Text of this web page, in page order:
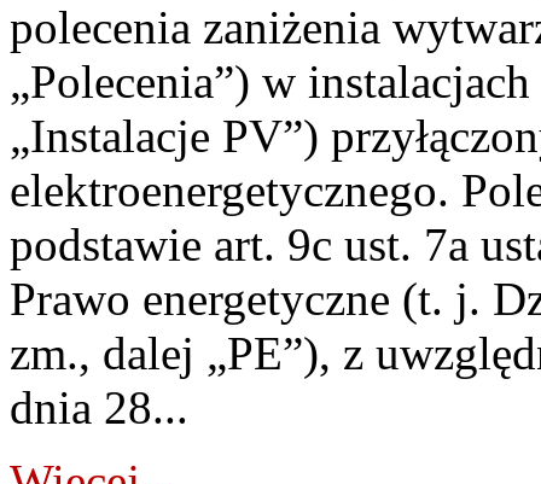
polecenia zaniżenia
„Polecenia”) w
„Instalacje PV”)
elektroenergetycznego.
podstawie art. 9c ust. 7a
Prawo energetyczne (t. j.
zm., dalej „PE”), z
dnia 28...